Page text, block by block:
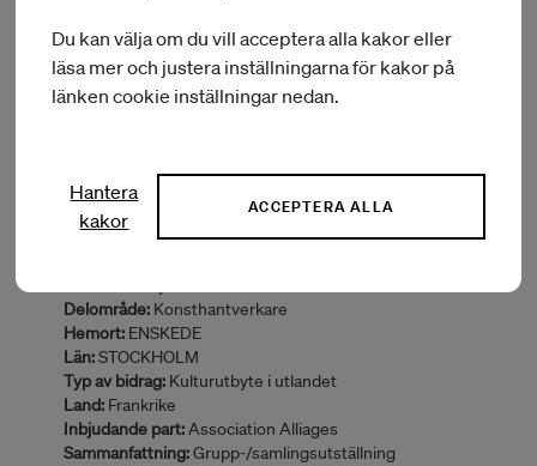
Land:Finland
Inbjudande part:
Mustarinda
Sammanfattning:
Ärendenr:
KN 2023/2623
Delområde: Konsthantverkare
Hemort: ENSKEDE
Län:STOCKHOLM
Typ av bidrag: Kulturutbyte i utlandet
Land: Frankrike
Inbjudande part:Association Alliages
Sammanfattning:Grupp-/samlingsutställning
Du kan välja om du vill acceptera alla kakor eller
läsa mer och justera inställningarna för kakor på
länken cookie inställningar nedan.
Hantera
kakor
ACCEPTERA ALLA